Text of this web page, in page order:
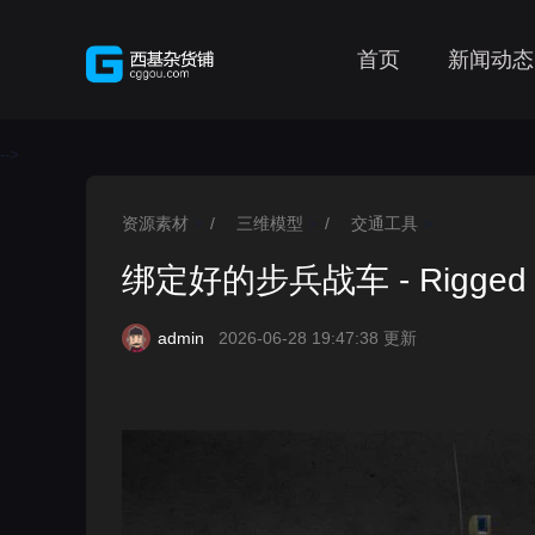
首页 新闻动态
-->
资源素材 / 三维模型 / 交通工具
绑定好的步兵战车 - Rigged
admin 2026-06-28 19:47:38 更新